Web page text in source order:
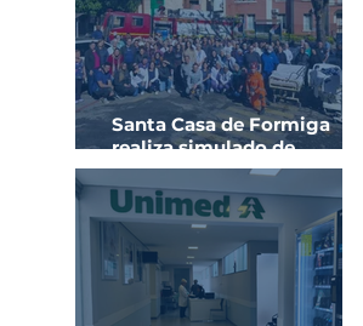
Santa Casa de Formiga
realiza simulado de
evacuação em parceria
o Corpo de Bombeiros